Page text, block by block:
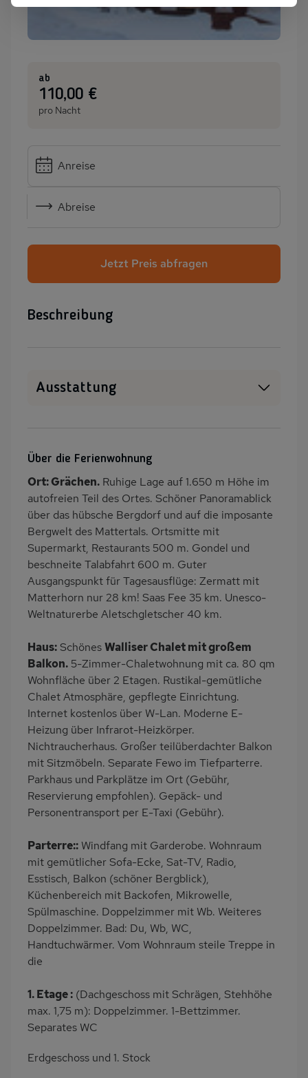
ab
:110,00 €
pro Nacht
Anreise
Abreise
Jetzt Preis abfragen
Beschreibung
Ausstattung
Gäste WC
Küche
Herd (4 Kochfelder)
Backofen
Geschirrspülmaschine
Kühlschrank
Mikrowelle
Panoramablick
Ruhige Lage
Haustiere/Hund
verboten
Internet
Balkonmöbel
Bettwäsche inklusive
Handtücher inklusive
Über die Ferienwohnung
Ort: Grächen. Ruhige Lage auf 1.650 m Höhe im
autofreien Teil des Ortes. Schöner Panoramablick
über das hübsche Bergdorf und auf die imposante
Bergwelt des Mattertals. Ortsmitte mit
Supermarkt, Restaurants 500 m. Gondel und
beschneite Talabfahrt 600 m. Guter
Ausgangspunkt für Tagesausflüge: Zermatt mit
Matterhorn nur 28 km! Saas Fee 35 km. Unesco-
Weltnaturerbe Aletschgletscher 40 km.
Haus: SchönesWalliser Chalet mit großem
Balkon. 5-Zimmer-Chaletwohnung mit ca. 80 qm
Wohnfläche über 2 Etagen. Rustikal-gemütliche
Chalet Atmosphäre, gepflegte Einrichtung.
Internet kostenlos über W-Lan. Moderne E-
Heizung über Infrarot-Heizkörper.
Nichtraucherhaus. Großer teilüberdachter Balkon
mit Sitzmöbeln. Separate Fewo im Tiefparterre.
Parkhaus und Parkplätze im Ort (Gebühr,
Reservierung empfohlen). Gepäck- und
Personentransport per E-Taxi (Gebühr).
Parterre:: Windfang mit Garderobe. Wohnraum
mit gemütlicher Sofa-Ecke, Sat-TV, Radio,
Esstisch, Balkon (schöner Bergblick),
Küchenbereich mit Backofen, Mikrowelle,
Spülmaschine. Doppelzimmer mit Wb. Weiteres
Doppelzimmer. Bad: Du, Wb, WC,
Handtuchwärmer. Vom Wohnraum steile Treppe in
die
1. Etage : (Dachgeschoss mit Schrägen, Stehhöhe
max. 1,75 m): Doppelzimmer. 1-Bettzimmer.
Separates WC
Erdgeschoss und 1. Stock